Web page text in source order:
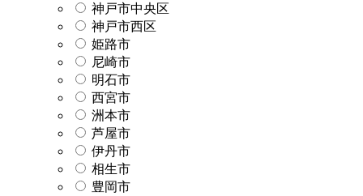
神戸市中央区
神戸市西区
姫路市
尼崎市
明石市
西宮市
洲本市
芦屋市
伊丹市
相生市
豊岡市